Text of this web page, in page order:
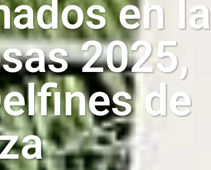
en la
2025,
de